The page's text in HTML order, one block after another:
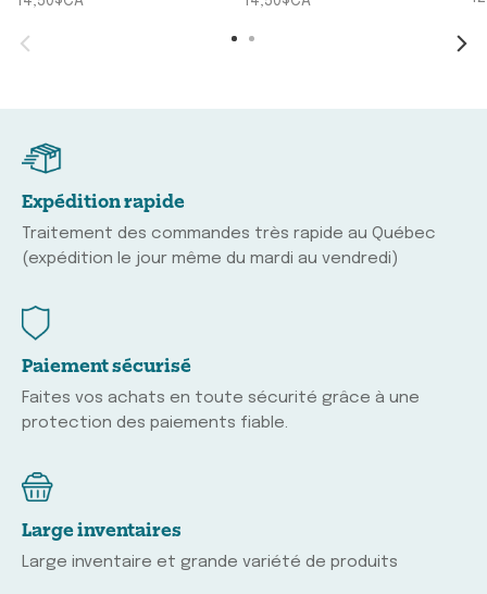
Expédition rapide
Traitement des commandes très rapide au Québec
(expédition le jour même du mardi au vendredi)
Paiement sécurisé
Faites vos achats en toute sécurité grâce à une
protection des paiements fiable.
Large inventaires
Large inventaire et grande variété de produits